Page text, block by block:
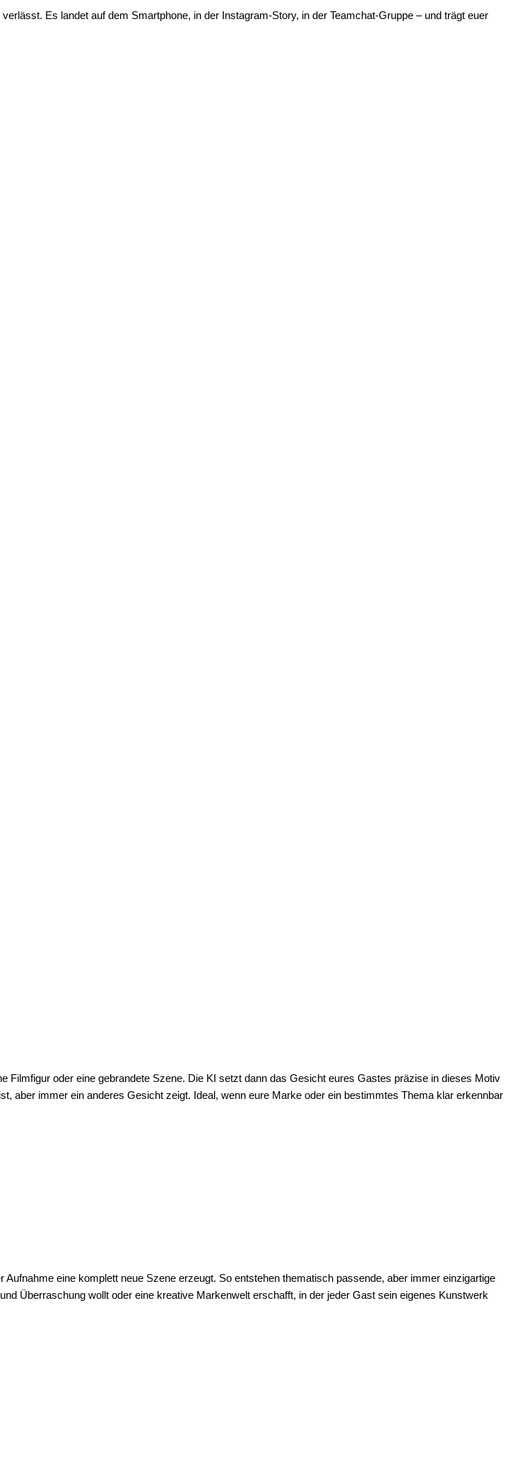
Es landet auf dem Smartphone, in der Instagram-Story, in der Teamchat-Gruppe – und trägt euer
oder eine gebrandete Szene. Die KI setzt dann das Gesicht eures Gastes präzise in dieses Motiv
aber immer ein anderes Gesicht zeigt. Ideal, wenn eure Marke oder ein bestimmtes Thema klar erkennbar
eine komplett neue Szene erzeugt. So entstehen thematisch passende, aber immer einzigartige
Überraschung wollt oder eine kreative Markenwelt erschafft, in der jeder Gast sein eigenes Kunstwerk